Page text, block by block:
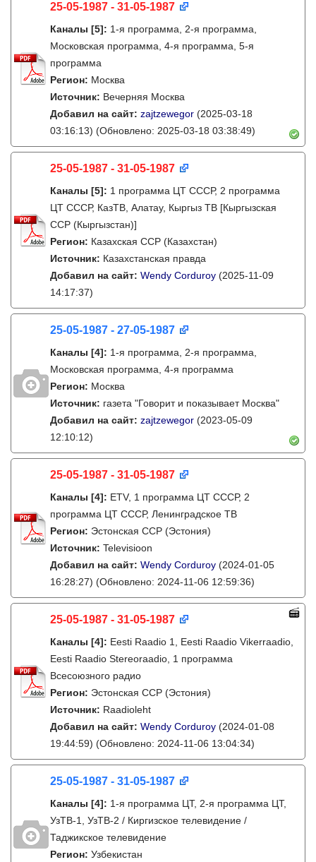
25-05-1987 - 31-05-1987
Каналы [5]: 1-я программа, 2-я программа,
Московская программа, 4-я программа, 5-я
программа
Регион: Москва
Источник: Вечерняя Москва
Добавил на сайт: zajtzewegor (2025-03-18
03:16:13) (Обновлено: 2025-03-18 03:38:49)
25-05-1987 - 31-05-1987
Каналы [5]: 1 программа ЦТ СССР, 2 программа
ЦТ СССР, КазТВ, Алатау, Кыргыз ТВ [Кыргызская
ССР (Кыргызстан)]
Регион: Казахская ССР (Казахстан)
Источник: Казахстанская правда
Добавил на сайт: Wendy Corduroy (2025-11-09
14:17:37)
25-05-1987 - 27-05-1987
Каналы [4]: 1-я программа, 2-я программа,
Московская программа, 4-я программа
Регион: Москва
Источник: газета "Говорит и показывает Москва"
Добавил на сайт: zajtzewegor (2023-05-09
12:10:12)
25-05-1987 - 31-05-1987
Каналы [4]: ETV, 1 программа ЦТ СССР, 2
программа ЦТ СССР, Ленинградское ТВ
Регион: Эстонская ССР (Эстония)
Источник: Televisioon
Добавил на сайт: Wendy Corduroy (2024-01-05
16:28:27) (Обновлено: 2024-11-06 12:59:36)
25-05-1987 - 31-05-1987
Каналы [4]: Eesti Raadio 1, Eesti Raadio Vikerraadio,
Eesti Raadio Stereoraadio, 1 программа
Всесоюзного радио
Регион: Эстонская ССР (Эстония)
Источник: Raadioleht
Добавил на сайт: Wendy Corduroy (2024-01-08
19:44:59) (Обновлено: 2024-11-06 13:04:34)
25-05-1987 - 31-05-1987
Каналы [4]: 1-я программа ЦТ, 2-я программа ЦТ,
УзТВ-1, УзТВ-2 / Киргизское телевидение /
Таджикское телевидение
Регион: Узбекистан